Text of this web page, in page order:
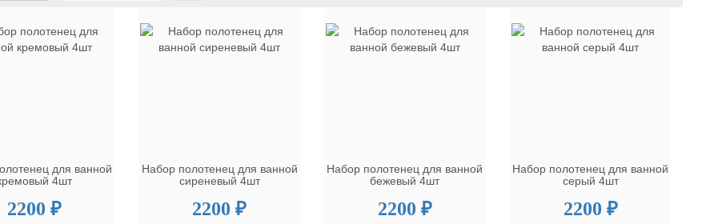
для ванной
4шт
2200 ₽
Набор полотенец для ванной
сиреневый 4шт
2200 ₽
Набор полотенец для ванной
бежевый 4шт
2200 ₽
Набор полотенец для ванной
серый 4шт
2200 ₽